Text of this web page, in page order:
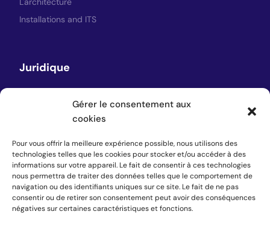
Gérer le consentement aux
cookies
Pour vous offrir la meilleure expérience possible, nous utilisons des
technologies telles que les cookies pour stocker et/ou accéder à des
informations sur votre appareil. Le fait de consentir à ces technologies
nous permettra de traiter des données telles que le comportement de
navigation ou des identifiants uniques sur ce site. Le fait de ne pas
consentir ou de retirer son consentement peut avoir des conséquences
négatives sur certaines caractéristiques et fonctions.
Installations and ITS
Juridique
Politique de confidentialité
Suivez-nous
LinkedIn